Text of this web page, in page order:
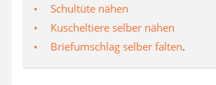
Schultüte nähen
Kuscheltiere selber nähen
Briefumschlag selber falten.